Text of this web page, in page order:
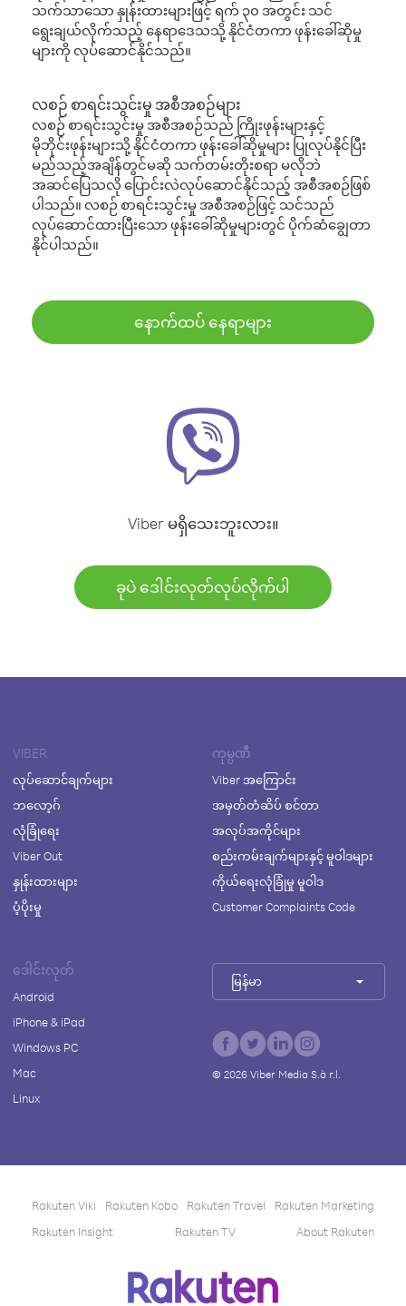
သက်သာသော နှုန်းထားများဖြင့် ရက် ၃၀ အတွင်း သင်
ရွေးချယ်လိုက်သည့် နေရာဒေသသို့ နိုင်ငံတကာ ဖုန်းခေါ်ဆိုမှု
များကို လုပ်ဆောင်နိုင်သည်။
လစဉ် စာရင်းသွင်းမှု အစီအစဉ်များ
လစဉ် စာရင်းသွင်းမှု အစီအစဉ်သည် ကြိုးဖုန်းများနှင့်
မိုဘိုင်းဖုန်းများသို့ နိုင်ငံတကာ ဖုန်းခေါ်ဆိုမှုများ ပြုလုပ်နိုင်ပြီး
မည်သည့်အချိန်တွင်မဆို သက်တမ်းတိုးစရာ မလိုဘဲ
အဆင်ပြေသလို ပြောင်းလဲလုပ်ဆောင်နိုင်သည့် အစီအစဉ်ဖြစ်
ပါသည်။ လစဉ် စာရင်းသွင်းမှု အစီအစဉ်ဖြင့် သင်သည်
လုပ်ဆောင်ထားပြီးသော ဖုန်းခေါ်ဆိုမှုများတွင် ပိုက်ဆံချွေတာ
နိုင်ပါသည်။
နောက်ထပ် နေရာများ
Viber မရှိသေးဘူးလား။
ခုပဲ ဒေါင်းလုတ်လုပ်လိုက်ပါ
VIBER
လုပ်ဆောင်ချက်များ
ဘလော့ဂ်
လုံခြုံရေး
Viber Out
နှုန်းထားများ
ပံ့ပိုးမှု
ကုမ္ပဏီ
Viber အကြောင်း
အမှတ်တံဆိပ် စင်တာ
အလုပ်အကိုင်များ
စည်းကမ်းချက်များနှင့် မူဝါဒများ
ကိုယ်ရေးလုံခြုံမှု မူဝါဒ
Customer Complaints Code
ဒေါင်းလုတ်
Android
iPhone & iPad
Windows PC
Mac
Linux
မြန်မာ
© 2026Viber Media S.à r.l.
Rakuten Viki Rakuten Kobo Rakuten Travel
Rakuten Marketing
Rakuten Insight
Rakuten TV About Rakuten